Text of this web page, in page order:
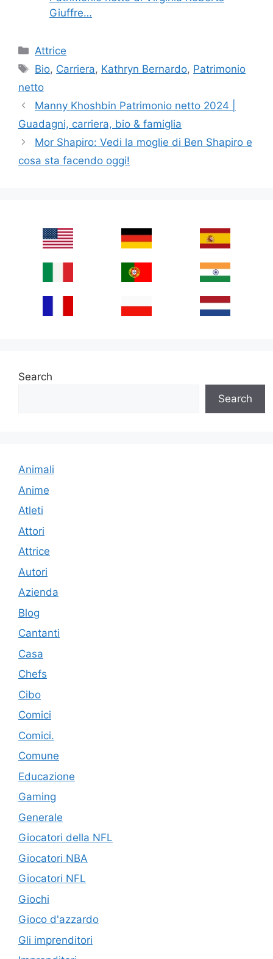
Giuffre…
Categories
Attrice
Tags
Bio, Carriera, Kathryn Bernardo, Patrimonio
netto
Manny Khoshbin Patrimonio netto 2024 |
Guadagni, carriera, bio & famiglia
Mor Shapiro: Vedi la moglie di Ben Shapiro e
cosa sta facendo oggi!
Search
Search
Animali
Anime
Atleti
Attori
Attrice
Autori
Azienda
Blog
Cantanti
Casa
Chefs
Cibo
Comici
Comici.
Comune
Educazione
Gaming
Generale
Giocatori della NFL
Giocatori NBA
Giocatori NFL
Giochi
Gioco d'azzardo
Gli imprenditori